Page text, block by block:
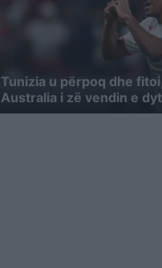
Tunizia u përpoq dhe
Australia i zë vendin e